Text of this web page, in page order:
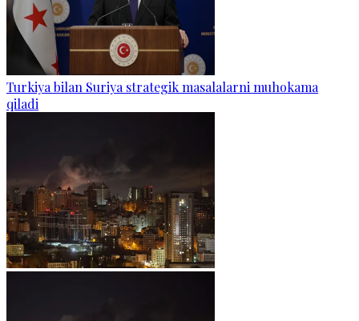
Turkiya bilan Suriya strategik masalalarni muhokama
qiladi